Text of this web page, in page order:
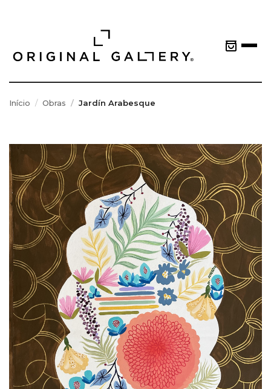
Início Obras Jardín Arabesque